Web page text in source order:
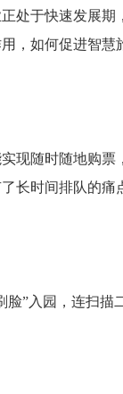
处于快速发展
，如何促进智慧
现随时随地购
长时间排队的痛
脸”入园，连扫描